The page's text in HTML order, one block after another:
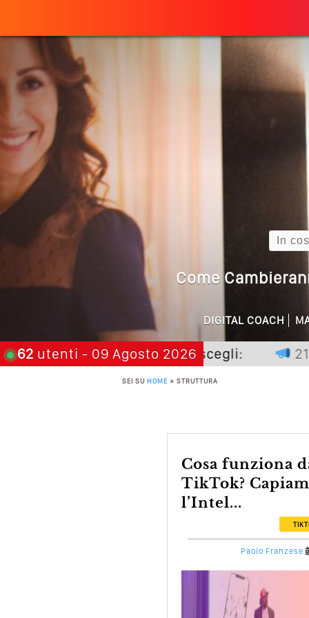
Search
Quando
Come
Cos’è La
Come
Quale Sarà Il Futuro Della
Perché
Perché Non
Quali Sono Gli Errori
DIGITAL COACH
62 utenti - 09 Agosto 2026
premia chi aspetta, scegli: 21
SEI SU HOME » STRUTTURA
Cosa funziona davvero su
TikTok?
l’Intel...
Paolo Franzese